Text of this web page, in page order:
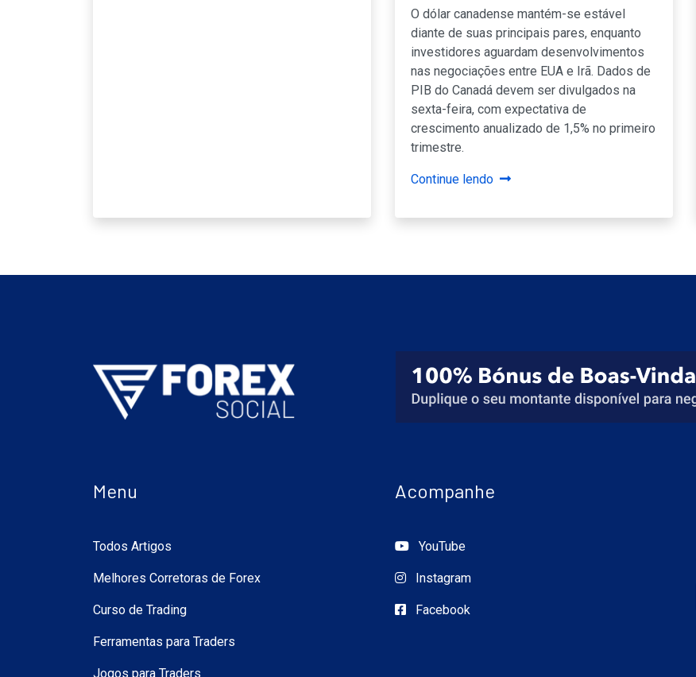
O dólar canadense mantém-se estável
diante de suas principais pares, enquanto
investidores aguardam desenvolvimentos
nas negociações entre EUA e Irã. Dados de
PIB do Canadá devem ser divulgados na
sexta-feira, com expectativa de
crescimento anualizado de 1,5% no primeiro
trimestre.
Continue lendo
Menu
Todos Artigos
Melhores Corretoras de Forex
Curso de Trading
Ferramentas para Traders
Jogos para Traders
Acompanhe
YouTube
Instagram
Facebook